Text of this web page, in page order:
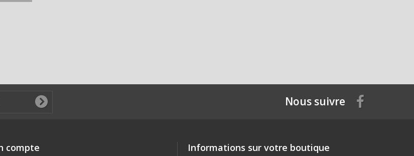
Nous suivre
compte Informations sur votre boutique